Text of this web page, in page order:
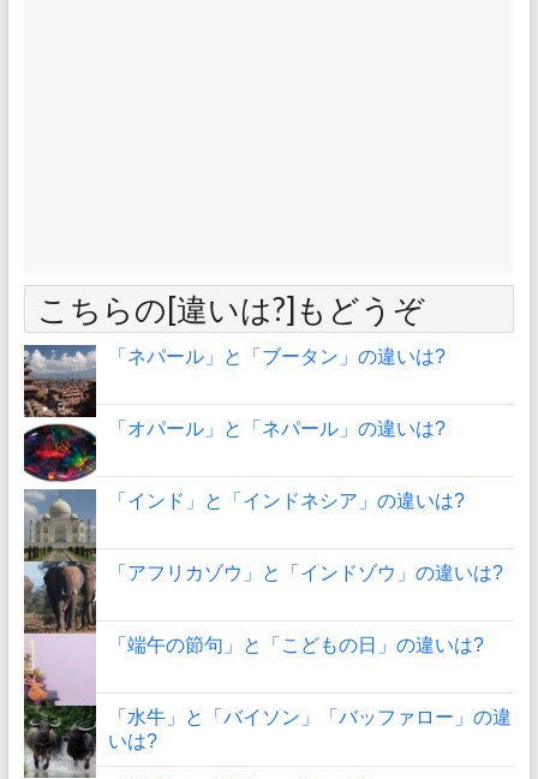
こちらの[違いは?]もどうぞ
「ネパール」と「ブータン」の違いは?
「オパール」と「ネパール」の違いは?
「インド」と「インドネシア」の違いは?
「アフリカゾウ」と「インドゾウ」の違いは?
「端午の節句」と「こどもの日」の違いは?
「水牛」と「バイソン」「バッファロー」の違
いは?